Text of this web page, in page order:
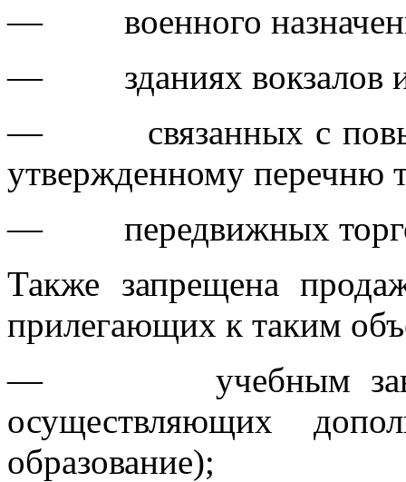
— военного
— зданиях вокзалов и
— связанных с
утвержденному перечню
— передвижных
Также запрещена
прилегающих к таким
— учебным
осуществляющих
образование);